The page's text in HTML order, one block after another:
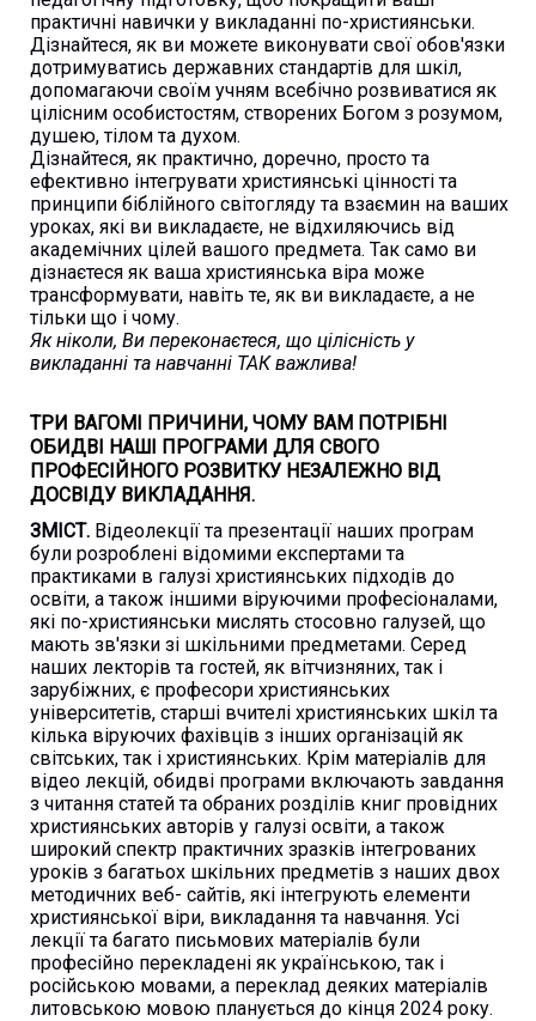
практичні навички у викладанні по-християнськи.
Дізнайтеся, як ви можете виконувати свої обов'язки
дотримуватись державних стандартів для шкіл,
допомагаючи своїм учням всебічно розвиватися як
цілісним особистостям, створених Богом з розумом,
душею, тілом та духом.
Дізнайтеся, як практично, доречно, просто та
ефективно інтегрувати християнські цінності та
принципи біблійного світогляду та взаємин на ваших
уроках, які ви викладаєте, не відхиляючись від
академічних цілей вашого предмета. Так само ви
дізнаєтеся як ваша християнська віра може
трансформувати, навіть те, як ви викладаєте, а не
тільки що і чому.
Як ніколи, Ви переконаєтеся, що цілісність у
викладанні та навчанні ТАК важлива!
ТРИ ВАГОМІ ПРИЧИНИ, ЧОМУ ВАМ ПОТРІБНІ
ОБИДВІ НАШІ ПРОГРАМИ ДЛЯ СВОГО
ПРОФЕСІЙНОГО РОЗВИТКУ НЕЗАЛЕЖНО ВІД
ДОСВІДУ ВИКЛАДАННЯ.
ЗМІСТ. Відеолекції та презентації наших програм
були розроблені відомими експертами та
практиками в галузі християнських підходів до
освіти, а також іншими віруючими професіоналами,
які по-християнськи мислять стосовно галузей, що
мають зв'язки зі шкільними предметами. Серед
наших лекторів та гостей, як вітчизняних, так і
зарубіжних, є професори християнських
університетів, старші вчителі християнських шкіл та
кілька віруючих фахівців з інших організацій як
світських, так і християнських. Крім матеріалів для
відео лекцій, обидві програми включають завдання
з читання статей та обраних розділів книг провідних
християнських авторів у галузі освіти, а також
широкий спектр практичних зразків інтегрованих
уроків з багатьох шкільних предметів з наших двох
методичних веб- сайтів, які інтегрують елементи
християнської віри, викладання та навчання. Усі
лекції та багато письмових матеріалів були
професійно перекладені як українською, так і
російською мовами, а переклад деяких матеріалів
литовською мовою планується до кінця 2024 року.